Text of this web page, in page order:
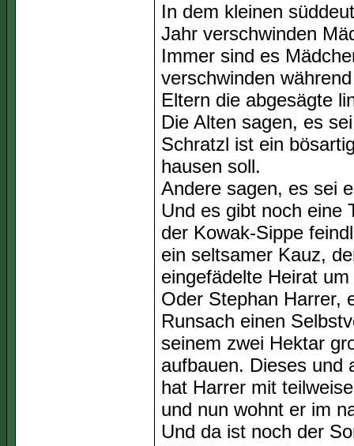
In dem kleinen
Jahr verschwinden
Immer sind es
verschwinden
Eltern die abgesägte
Die Alten sagen, es
Schratzl ist ein
hausen soll.
Andere sagen, es sei
Und es gibt noch eine
der Kowak-Sippe
ein seltsamer Kauz,
eingefädelte Heirat
Oder Stephan Harrer,
Runsach einen
seinem zwei Hektar
aufbauen. Dieses und
hat Harrer mit
und nun wohnt er im
Und da ist noch der